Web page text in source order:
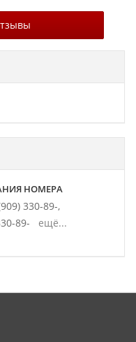
НОМЕРА
330-89-,
89- ещё...